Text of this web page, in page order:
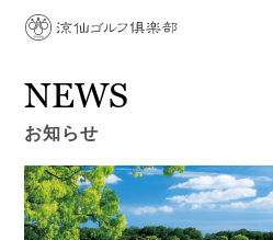
NEWS
お知らせ